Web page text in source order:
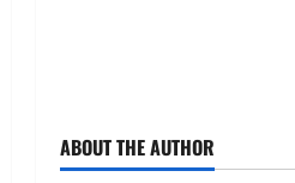
ABOUT THE AUTHOR